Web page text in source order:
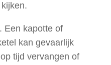
Een kapotte of
kan gevaarlijk
tijd vervangen of